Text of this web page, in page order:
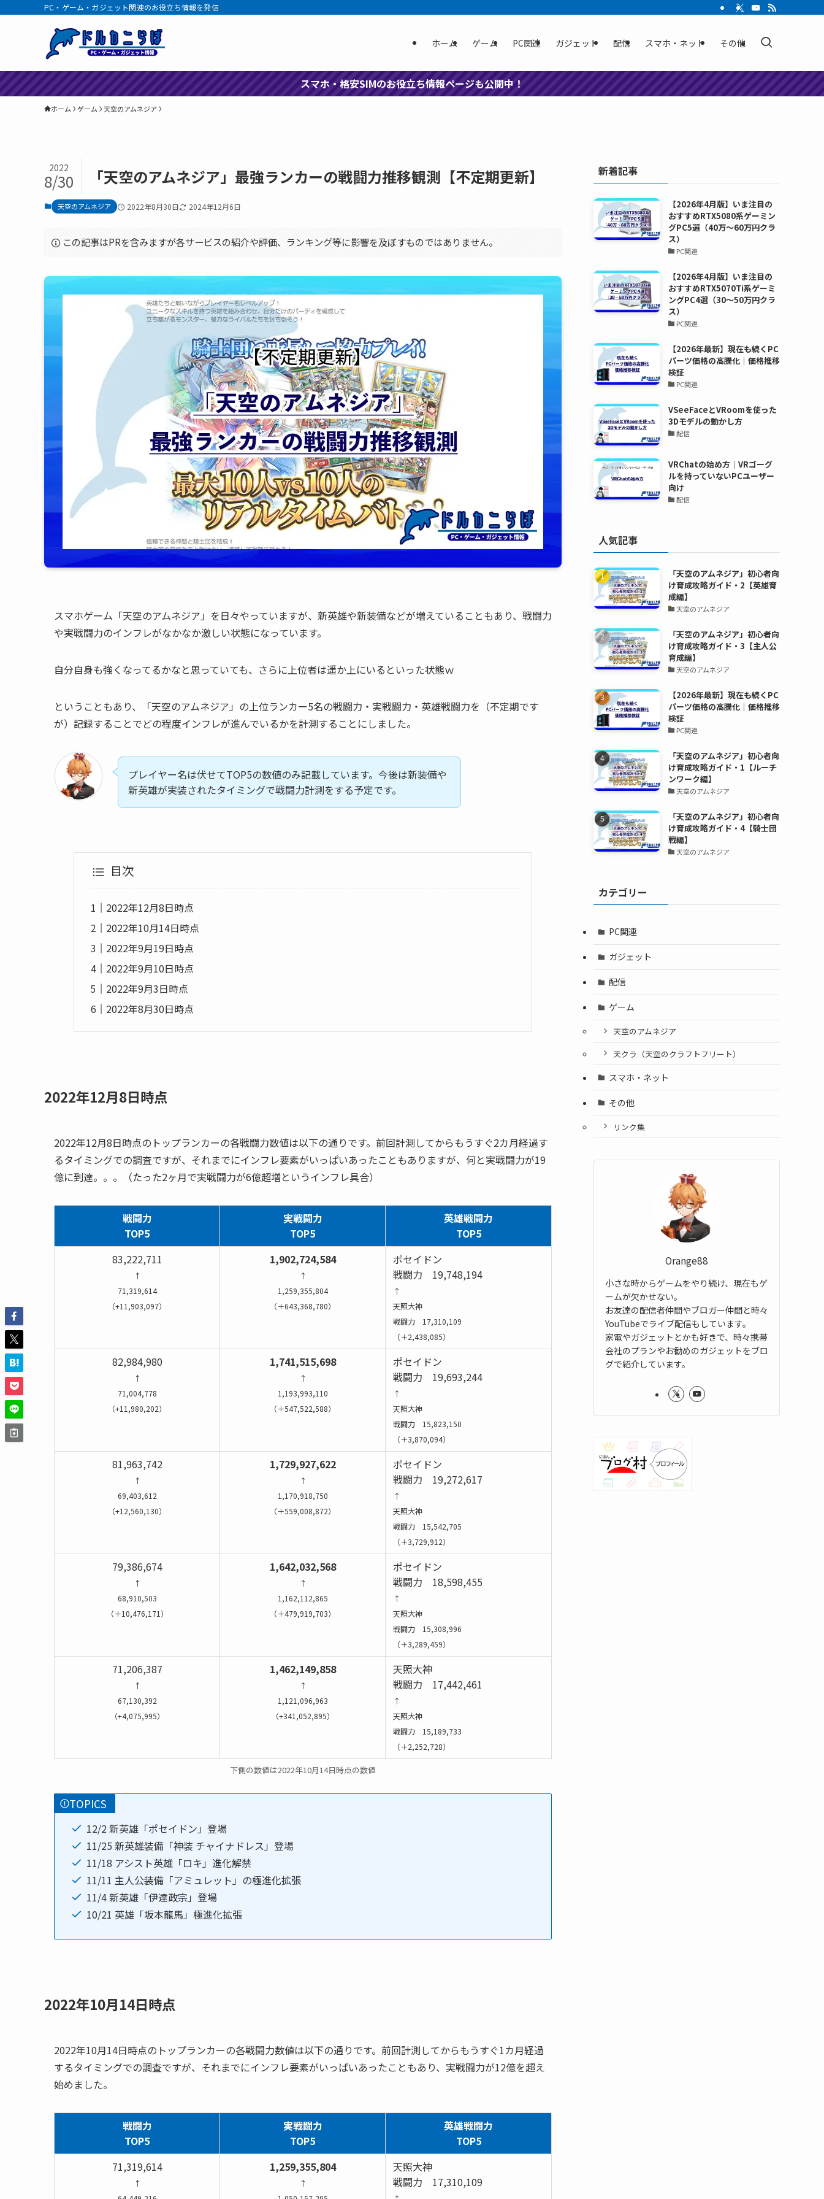
PC・ゲーム・ガジェット関連のお役立ち情報を発信
ホーム ゲーム PC関連 ガジェット 配信 スマホ・ネット その他
スマホ・格安SIMのお役立ち情報ページも公開中！
ホーム ゲーム 天空のアムネジア
「天空のアムネジア」最強ランカーの戦闘力推移観測【不定期更新】
2022
8/30
天空のアムネジア 2022年8月30日 2024年12月6日
この記事はPRを含みますが各サービスの紹介や評価、ランキング等に影響を及ぼすものではありません。
スマホゲーム「天空のアムネジア」を日々やっていますが、新英雄や新装備などが増えていることもあり、戦闘力
や実戦闘力のインフレがなかなか激しい状態になっています。
自分自身も強くなってるかなと思っていても、さらに上位者は遥か上にいるといった状態ｗ
ということもあり、「天空のアムネジア」の上位ランカー5名の戦闘力・実戦闘力・英雄戦闘力を（不定期です
が）記録することでどの程度インフレが進んでいるかを計測することにしました。
プレイヤー名は伏せてTOP5の数値のみ記載しています。今後は新装備や
新英雄が実装されたタイミングで戦闘力計測をする予定です。
目次
2022年12月8日時点
2022年10月14日時点
2022年9月19日時点
2022年9月10日時点
2022年9月3日時点
2022年8月30日時点
2022年12月8日時点
2022年12月8日時点のトップランカーの各戦闘力数値は以下の通りです。前回計測してからもうすぐ2カ月経過す
るタイミングでの調査ですが、それまでにインフレ要素がいっぱいあったこともありますが、何と実戦闘力が19
億に到達。。。（たった2ヶ月で実戦闘力が6億超増というインフレ具合）
戦闘力
TOP5
実戦闘力
TOP5
英雄戦闘力
TOP5
83,222,711
↑
71,319,614
（+11,903,097）
1,902,724,584
↑
1,259,355,804
（＋643,368,780）
ポセイドン
戦闘力 19,748,194
↑
天照大神
戦闘力 17,310,109
（＋2,438,085）
82,984,980
↑
71,004,778
（+11,980,202）
1,741,515,698
↑
1,193,993,110
（＋547,522,588）
ポセイドン
戦闘力 19,693,244
↑
天照大神
戦闘力 15,823,150
（＋3,870,094）
81,963,742
↑
69,403,612
（+12,560,130）
1,729,927,622
↑
1,170,918,750
（＋559,008,872）
ポセイドン
戦闘力 19,272,617
↑
天照大神
戦闘力 15,542,705
（＋3,729,912）
79,386,674
↑
68,910,503
（＋10,476,171）
1,642,032,568
↑
1,162,112,865
（＋479,919,703）
ポセイドン
戦闘力 18,598,455
↑
天照大神
戦闘力 15,308,996
（＋3,289,459）
71,206,387
↑
67,130,392
（+4,075,995）
1,462,149,858
↑
1,121,096,963
（+341,052,895）
天照大神
戦闘力 17,442,461
↑
天照大神
戦闘力 15,189,733
（＋2,252,728）
下側の数値は2022年10月14日時点の数値
TOPICS
12/2 新英雄「ポセイドン」登場
11/25 新英雄装備「神装 チャイナドレス」登場
11/18 アシスト英雄「ロキ」進化解禁
11/11 主人公装備「アミュレット」の極進化拡張
11/4 新英雄「伊達政宗」登場
10/21 英雄「坂本龍馬」極進化拡張
2022年10月14日時点
2022年10月14日時点のトップランカーの各戦闘力数値は以下の通りです。前回計測してからもうすぐ1カ月経過
するタイミングでの調査ですが、それまでにインフレ要素がいっぱいあったこともあり、実戦闘力が12億を超え
始めました。
戦闘力
TOP5
実戦闘力
TOP5
英雄戦闘力
TOP5
71,319,614
↑
1,259,355,804
↑
天照大神
戦闘力 17,310,109
新着記事
【2026年4月版】いま注目の
おすすめRTX5080系ゲーミン
グPC5選（40万～60万円クラ
ス）
PC関連
【2026年4月版】いま注目の
おすすめRTX5070Ti系ゲーミ
ングPC4選（30～50万円クラ
ス）
PC関連
【2026年最新】現在も続くPC
パーツ価格の高騰化｜価格推移
検証
PC関連
VSeeFaceとVRoomを使った
3Dモデルの動かし方
配信
VRChatの始め方｜VRゴーグ
ルを持っていないPCユーザー
向け
配信
人気記事
「天空のアムネジア」初心者向
け育成攻略ガイド・2【英雄育
成編】
天空のアムネジア
「天空のアムネジア」初心者向
け育成攻略ガイド・3【主人公
育成編】
天空のアムネジア
【2026年最新】現在も続くPC
パーツ価格の高騰化｜価格推移
検証
PC関連
「天空のアムネジア」初心者向
け育成攻略ガイド・1【ルーチ
ンワーク編】
天空のアムネジア
「天空のアムネジア」初心者向
け育成攻略ガイド・4【騎士団
戦編】
天空のアムネジア
カテゴリー
PC関連
ガジェット
配信
ゲーム
天空のアムネジア
天クラ（天空のクラフトフリート）
スマホ・ネット
その他
リンク集
Orange88
小さな時からゲームをやり続け、現在もゲ
ームが欠かせない。
お友達の配信者仲間やブロガー仲間と時々
YouTubeでライブ配信もしています。
家電やガジェットとかも好きで、時々携帯
会社のプランやお勧めのガジェットをブロ
グで紹介しています。